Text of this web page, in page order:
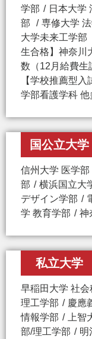
学部
日本大学
部
専修大学
大学未来工学部
生合格】神奈川
数（12月給費
【学校推薦型
学部看護学科 他
国公立大学
信州大学 医学部
部
横浜国立大
デザイン学部
学 教育学部
神
私立大学
早稲田大学 社
理工学部
慶應
情報学部
上
部/理工学部
明